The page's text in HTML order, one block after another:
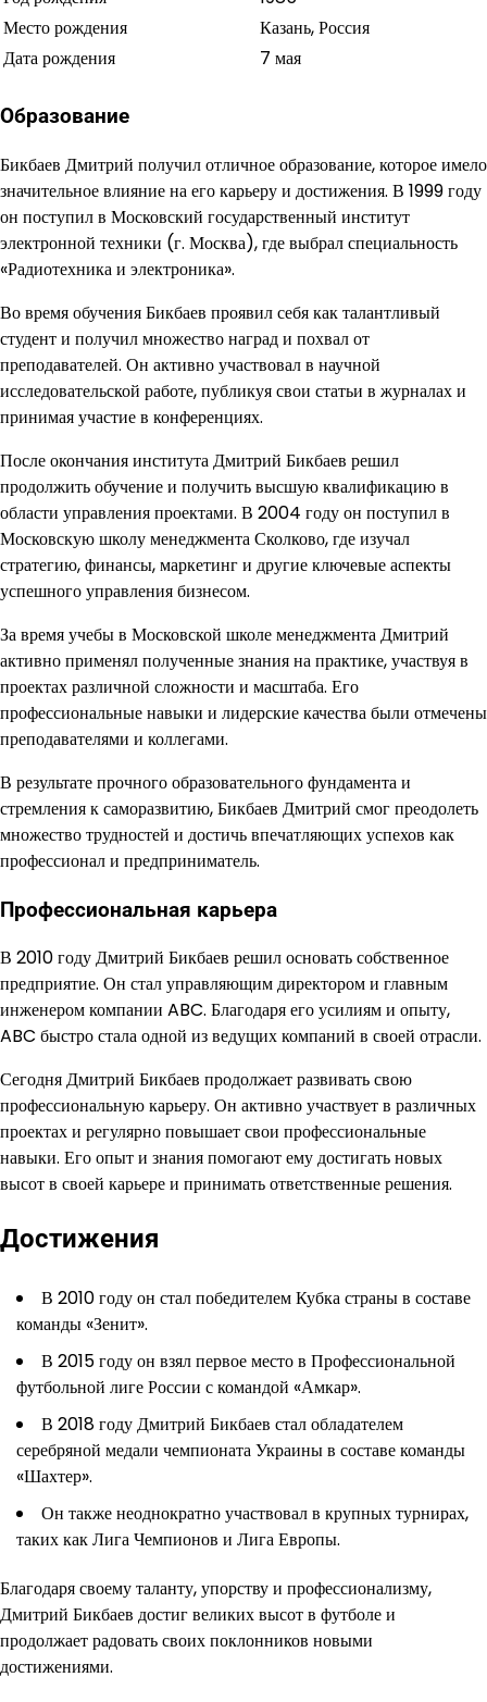
Место рождения
Казань, Россия
Дата рождения
7 мая
Образование
Бикбаев Дмитрий получил отличное образование, которое имело
значительное влияние на его карьеру и достижения. В 1999 году
он поступил в Московский государственный институт
электронной техники (г. Москва), где выбрал специальность
«Радиотехника и электроника».
Во время обучения Бикбаев проявил себя как талантливый
студент и получил множество наград и похвал от
преподавателей. Он активно участвовал в научной
исследовательской работе, публикуя свои статьи в журналах и
принимая участие в конференциях.
После окончания института Дмитрий Бикбаев решил
продолжить обучение и получить высшую квалификацию в
области управления проектами. В 2004 году он поступил в
Московскую школу менеджмента Сколково, где изучал
стратегию, финансы, маркетинг и другие ключевые аспекты
успешного управления бизнесом.
За время учебы в Московской школе менеджмента Дмитрий
активно применял полученные знания на практике, участвуя в
проектах различной сложности и масштаба. Его
профессиональные навыки и лидерские качества были отмечены
преподавателями и коллегами.
В результате прочного образовательного фундамента и
стремления к саморазвитию, Бикбаев Дмитрий смог преодолеть
множество трудностей и достичь впечатляющих успехов как
профессионал и предприниматель.
Профессиональная карьера
В 2010 году Дмитрий Бикбаев решил основать собственное
предприятие. Он стал управляющим директором и главным
инженером компании ABC. Благодаря его усилиям и опыту,
ABC быстро стала одной из ведущих компаний в своей отрасли.
Сегодня Дмитрий Бикбаев продолжает развивать свою
профессиональную карьеру. Он активно участвует в различных
проектах и регулярно повышает свои профессиональные
навыки. Его опыт и знания помогают ему достигать новых
высот в своей карьере и принимать ответственные решения.
Достижения
В 2010 году он стал победителем Кубка страны в составе
команды «Зенит».
В 2015 году он взял первое место в Профессиональной
футбольной лиге России с командой «Амкар».
В 2018 году Дмитрий Бикбаев стал обладателем
серебряной медали чемпионата Украины в составе команды
«Шахтер».
Он также неоднократно участвовал в крупных турнирах,
таких как Лига Чемпионов и Лига Европы.
Благодаря своему таланту, упорству и профессионализму,
Дмитрий Бикбаев достиг великих высот в футболе и
продолжает радовать своих поклонников новыми
достижениями.